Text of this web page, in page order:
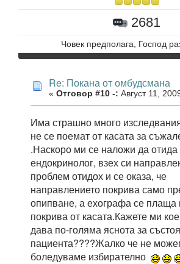
2681
Човек предполага, Господ
Re: Покана от омбудсмана
« Отговор #10 -: Август 11,
Има страшно много
не се поемат от касата за
.Наскоро ми се наложи да отида
ендокринолог, взех си
проблем отидох и се оказа, че
направлението покрива само
опипване, а ехографа се плаща
покрива от касата.Кажете ми
дава по-голяма яснота за
пациента????Жалко че не
боледуваме избирателно